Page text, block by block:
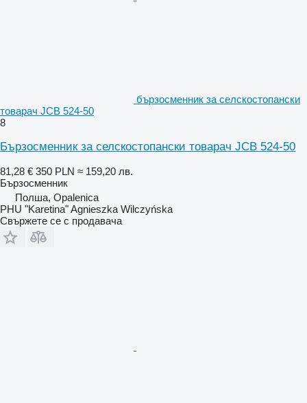
бързосменник за селскостопански
товарач JCB 524-50
8
Бързосменник за селскостопански товарач JCB 524-50
81,28 € 350 PLN ≈ 159,20 лв.
Бързосменник
Полша, Opalenica
PHU "Karetina" Agnieszka Wilczyńska
Свържете се с продавача